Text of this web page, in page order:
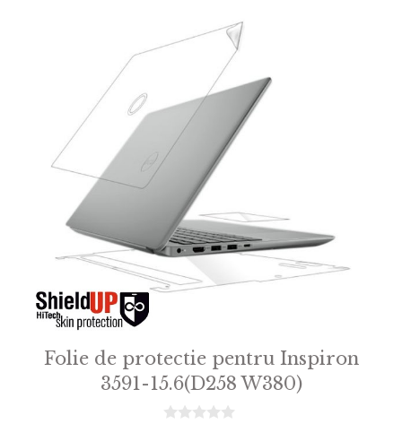
Folie de protectie pentru Inspiron
3591-15.6(D258 W380)